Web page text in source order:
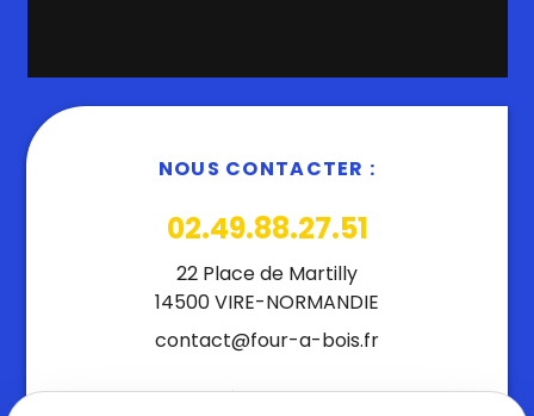
NOUS CONTACTER :
02.49.88.27.51
22 Place de Martilly
14500 VIRE-NORMANDIE
contact@four-a-bois.fr